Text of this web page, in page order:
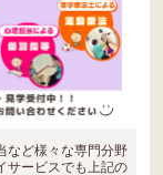
など様々な専門分野
サービスでも上記の